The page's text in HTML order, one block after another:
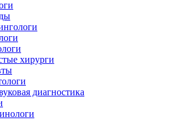
хирурги
диагностика